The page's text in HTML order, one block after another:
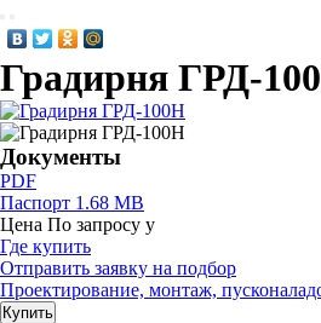
Градирня ГРД-
Документы
PDF
Паспорт 1.68 MB
Цена По запросу у
Где купить
Отправить заявку на подбор
Проектирование, монтаж,
Купить